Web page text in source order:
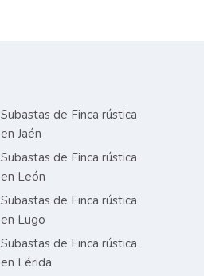
Subastas de Finca rústica
en Jaén
Subastas de Finca rústica
en León
Subastas de Finca rústica
en Lugo
Subastas de Finca rústica
en Lérida